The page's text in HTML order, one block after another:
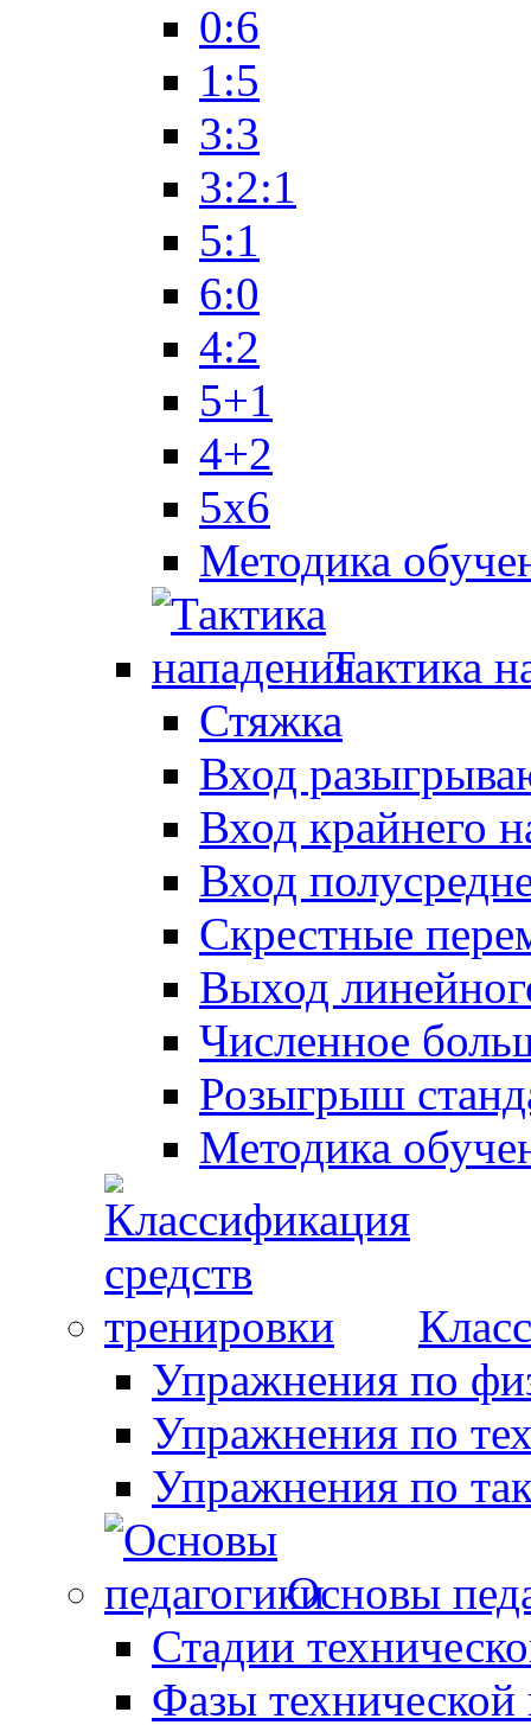
0:6
1:5
3:3
3:2:1
5:1
6:0
4:2
5+1
4+2
5x6
Методика
Тактика
Стяжка
Вход
Вход крайнего
Вход
Скрестные
Выход
Численное
Розыгрыш
Методика
Упражнения по
Упражнения по
Упражнения по
Основы
Стадии
Фазы технической